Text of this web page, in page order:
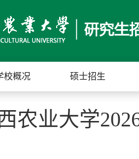
校概况 硕士招生
农业大学